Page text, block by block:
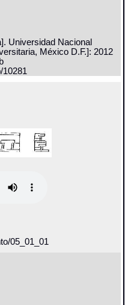
Universidad Nacional
México D.F.]: 2012
10281
05_01_01